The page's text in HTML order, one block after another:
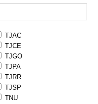
TJAC
TJCE
TJGO
TJPA
TJRR
TJSP
TNU